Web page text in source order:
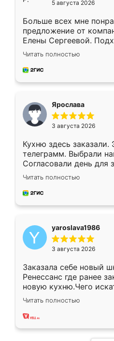
5 августа 2026
Больше всех мне
предложение от
Елены Сергеевой.
короткие сроки
для замера сотрудник
предложил по моему
Читать полностью
Ярослава
3 августа 2026
Кухню здесь
телеграмм. Выбрали
Согласовали день для
недели кухня была уже
довольны работой.
мебель за
Читать полностью
yaroslava1986
3 августа 2026
Заказала себе новый
Ренессанс где ранее
новую кухню.Чего
вполне довольна.
два года, нареканий нет.
Читать полностью